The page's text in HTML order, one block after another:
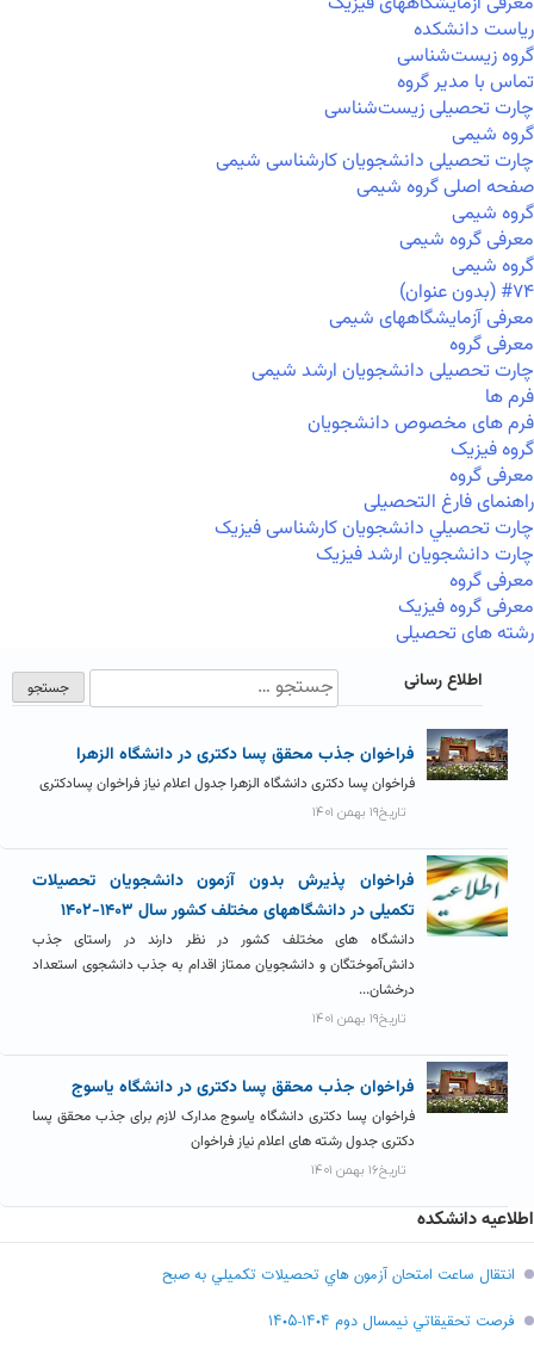
ریاست دانشکده
گروه زیست‌شناسی
تماس با مدیر گروه
چارت تحصیلی زیست‌شناسی
گروه شیمی
چارت تحصیلی دانشجویان کارشناسی شیمی
صفحه اصلی گروه شیمی
گروه شیمی
معرفی گروه شیمی
گروه شیمی
#۷۴ (بدون عنوان)
معرفی آزمایشگاههای شیمی
معرفی گروه
چارت تحصیلی دانشجویان ارشد شیمی
فرم ها
فرم های مخصوص دانشجویان
گروه فیزیک
معرفی گروه
راهنمای فارغ التحصیلی
چارت تحصيلي دانشجویان کارشناسی فیزیک
چارت دانشجویان ارشد فیزیک
معرفی گروه
معرفی گروه فیزیک
رشته های تحصیلی
اطلاع رسانی
فراخوان جذب محقق پسا دکتری در دانشگاه الزهرا
فراخوان پسا دکتری دانشگاه الزهرا جدول اعلام نیاز فراخوان پسادکتری
تاریخ۱۹ بهمن ۱۴۰۱
فراخوان پذیرش بدون آزمون دانشجویان تحصیلات
تکمیلی در دانشگاههای مختلف کشور سال ۱۴۰۳-۱۴۰۲
دانشگاه های مختلف کشور در نظر دارند در راستای جذب
دانش‌آموختگان و دانشجویان ممتاز اقدام به جذب دانشجوی استعداد
درخشان...
تاریخ۱۹ بهمن ۱۴۰۱
فراخوان جذب محقق پسا دکتری در دانشگاه یاسوج
فراخوان پسا دکتری دانشگاه یاسوج مدارک لازم برای جذب محقق پسا
دکتری جدول رشته های اعلام نیاز فراخوان
تاریخ۱۶ بهمن ۱۴۰۱
اطلاعیه دانشکده
انتقال ساعت امتحان آزمون هاي تحصيلات تکميلي به صبح
فرصت تحقيقاتي نیمسال دوم ۱۴۰۴-۱۴۰۵